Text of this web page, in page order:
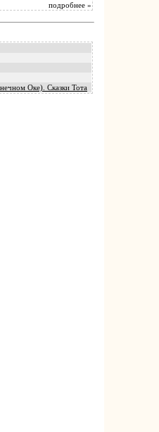
подробнее »
Оке). Сказки Тота